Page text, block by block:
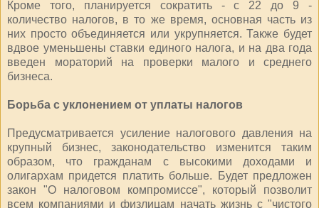
Кроме того, планируется сократить - с 22 до 9 -
количество налогов, в то же время, основная часть из
них просто объединяется или укрупняется. Также будет
вдвое уменьшены ставки единого налога, и на два года
введен мораторий на проверки малого и среднего
бизнеса.
Борьба с уклонением от уплаты налогов
Предусматривается усиление налогового давления на
крупный бизнес, законодательство изменится таким
образом, что гражданам с высокими доходами и
олигархам придется платить больше. Будет предложен
закон "О налоговом компромиссе", который позволит
всем компаниями и физлицам начать жизнь с "чистого